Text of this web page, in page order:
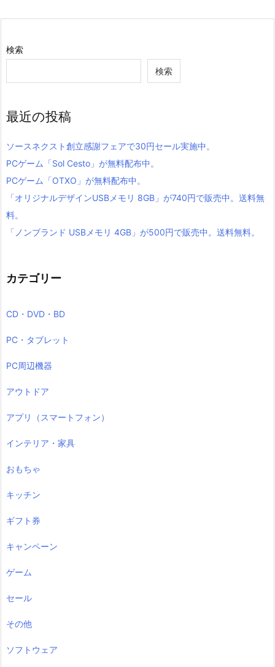
検索
検索
最近の投稿
ソースネクスト創立感謝フェアで30円セール実施中。
PCゲーム「Sol Cesto」が無料配布中。
PCゲーム「OTXO」が無料配布中。
「オリジナルデザインUSBメモリ 8GB」が740円で販売中。送料無
料。
「ノンブランド USBメモリ 4GB」が500円で販売中。送料無料。
カテゴリー
CD・DVD・BD
PC・タブレット
PC周辺機器
アウトドア
アプリ（スマートフォン）
インテリア・家具
おもちゃ
キッチン
ギフト券
キャンペーン
ゲーム
セール
その他
ソフトウェア